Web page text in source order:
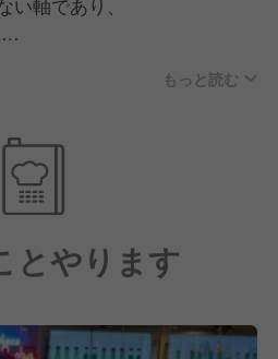
います。
意見を反映さえ
すが、
の
るか、
ら
が当社にはあります。
ですが！たくさんの仲間が
ップしてくれる環境です！！
てご応募いただきたいです♪
を行っていきます！
ジが、あなたをお待ちしてい
もっと読む
とやります